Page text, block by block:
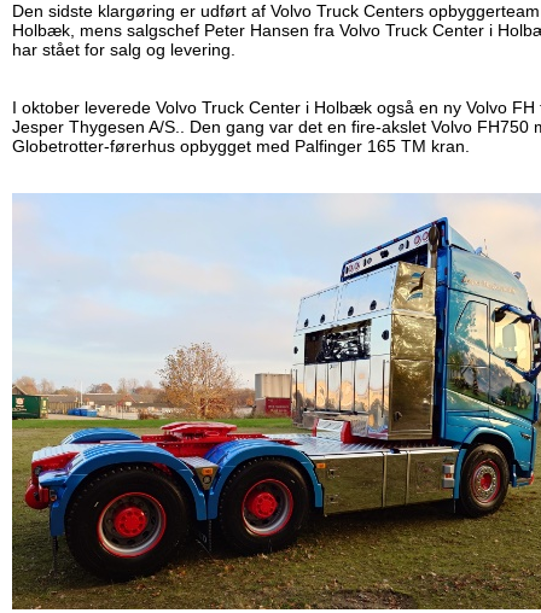
Den sidste klargøring er udført af Volvo Truck Centers
Holbæk, mens salgschef Peter Hansen fra Volvo Truck Center i
har stået for salg og levering.
I oktober leverede Volvo Truck Center i Holbæk også en ny Volvo FH
Jesper Thygesen A/S.. Den gang var det en fire-akslet Volvo FH750
Globetrotter-førerhus opbygget med Palfinger 165 TM kran.